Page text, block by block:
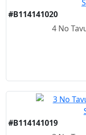
#B114141020
4 No
#B114141019